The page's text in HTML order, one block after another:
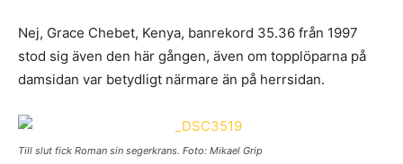
Nej, Grace Chebet, Kenya, banrekord 35.36 från 1997
stod sig även den här gången, även om topplöparna på
damsidan var betydligt närmare än på herrsidan.
Till slut fick Roman sin segerkrans. Foto: Mikael Grip